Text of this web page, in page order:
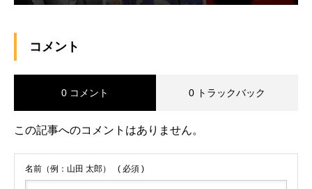
コメント
0 コメント 0 トラックバック
この記事へのコメントはありません。
名前（例：山田 太郎） ( 必須 )